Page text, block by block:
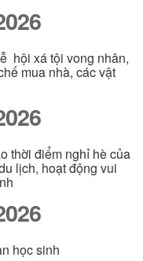
hội xá tội vong nhân,
mua nhà, các vật
thời điểm nghỉ hè của
lịch, hoạt động vui
học sinh